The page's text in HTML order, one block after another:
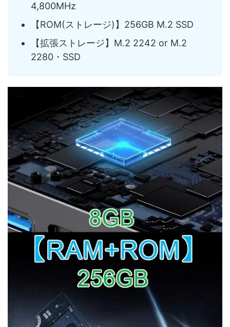
4,800MHz
【ROM(ストレージ)】256GB M.2 SSD
【拡張ストレージ】M.2 2242 or M.2
2280・SSD